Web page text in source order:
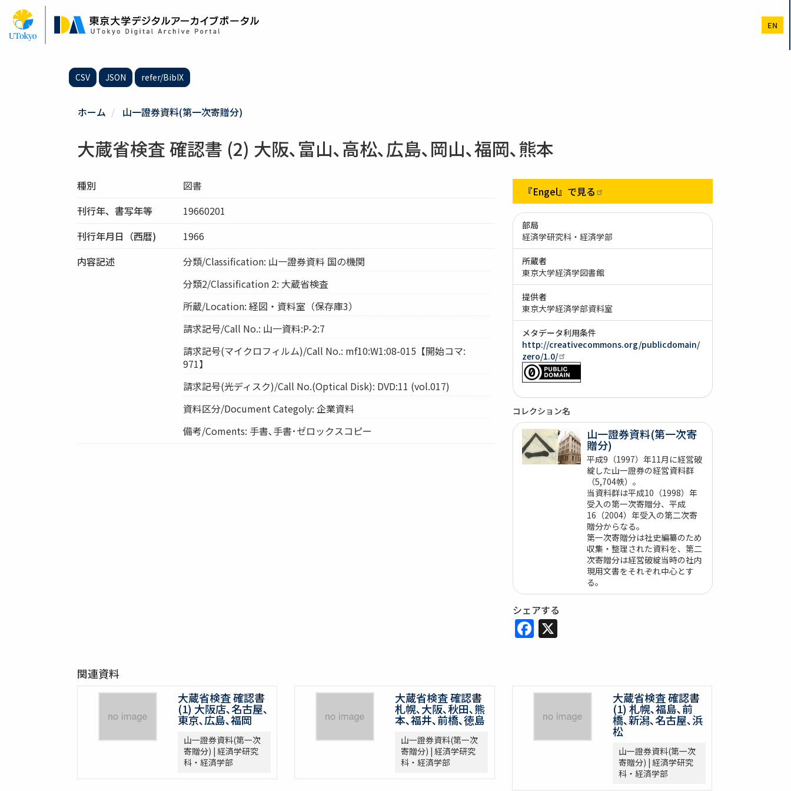
ン
EN
CSV JSON refer/BibIX
ホーム 山一證券資料(第一次寄贈分)
大蔵省検査 確認書 (2) 大阪､富山､高松､広島､岡山､福岡､熊本
種別
図書
刊行年、書写年等
19660201
刊行年月日（西暦)
1966
内容記述
分類/Classification: 山一證券資料 国の機関
分類2/Classification 2: 大蔵省検査
所蔵/Location: 経図・資料室（保存庫3）
請求記号/Call No.: 山一資料:P-2:7
請求記号(マイクロフィルム)/Call No.: mf10:W1:08-015【開始コマ:
971】
請求記号(光ディスク)/Call No.(Optical Disk): DVD:11 (vol.017)
資料区分/Document Categoly: 企業資料
備考/Coments: 手書､手書･ゼロックスコピー
『Engel』で見る
部局
経済学研究科・経済学部
所蔵者
東京大学経済学図書館
提供者
東京大学経済学部資料室
メタデータ利用条件
http://creativecommons.org/publicdomain/
zero/1.0/
コレクション名
山一證券資料(第一次寄
贈分)
平成9（1997）年11月に経営破
綻した山一證券の経営資料群
（5,704帙）。
当資料群は平成10（1998）年
受入の第一次寄贈分、平成
16（2004）年受入の第二次寄
贈分からなる。
第一次寄贈分は社史編纂のため
収集・整理された資料を、第二
次寄贈分は経営破綻当時の社内
現用文書をそれぞれ中心とす
る。
シェアする
Facebook
X
関連資料
大蔵省検査 確認書
(1) 大阪店､名古屋､
東京､広島､福岡
山一證券資料(第一次
寄贈分) | 経済学研究
科・経済学部
大蔵省検査 確認書
札幌､大阪､秋田､熊
本､福井､前橋､徳島
山一證券資料(第一次
寄贈分) | 経済学研究
科・経済学部
大蔵省検査 確認書
(1) 札幌､福島､前
橋､新潟､名古屋､浜
松
山一證券資料(第一次
寄贈分) | 経済学研究
科・経済学部